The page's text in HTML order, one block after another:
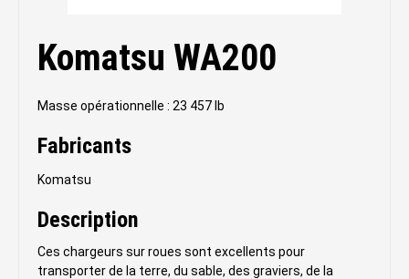
Komatsu WA200
Masse opérationnelle : 23 457 lb
Fabricants
Komatsu
Description
Ces chargeurs sur roues sont excellents pour
transporter de la terre, du sable, des graviers, de la